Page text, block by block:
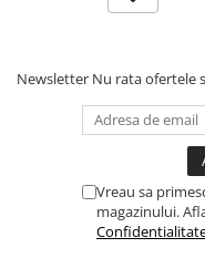
Newsletter Nu rata ofertele
Vreau sa
magazinului.